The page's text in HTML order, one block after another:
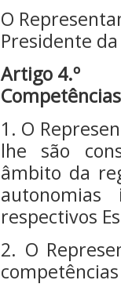
O
Presidente
Artigo 4.º
Competências
1. O
lhe são
âmbito da
respectivos
2. O